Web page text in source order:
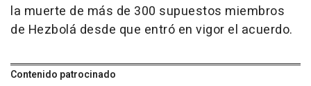
la muerte de más de 300 supuestos miembros
de Hezbolá desde que entró en vigor el acuerdo.
Contenido patrocinado